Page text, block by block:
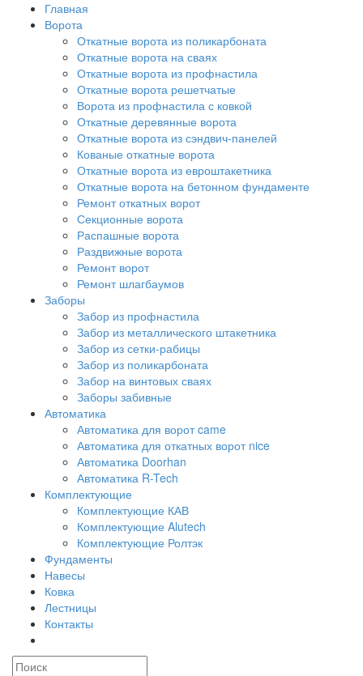
Главная
Ворота
Откатные ворота из поликарбоната
Откатные ворота на сваях
Откатные ворота из профнастила
Откатные ворота решетчатые
Ворота из профнастила с ковкой
Откатные деревянные ворота
Откатные ворота из сэндвич-панелей
Кованые откатные ворота
Откатные ворота из евроштакетника
Откатные ворота на бетонном фундаменте
Ремонт откатных ворот
Секционные ворота
Распашные ворота
Раздвижные ворота
Ремонт ворот
Ремонт шлагбаумов
Заборы
Забор из профнастила
Забор из металлического штакетника
Забор из сетки-рабицы
Забор из поликарбоната
Забор на винтовых сваях
Заборы забивные
Автоматика
Автоматика для ворот came
Автоматика для откатных ворот nice
Автоматика Doorhan
Автоматика R-Tech
Комплектующие
Комплектующие КАВ
Комплектующие Alutech
Комплектующие Ролтэк
Фундаменты
Навесы
Ковка
Лестницы
Контакты